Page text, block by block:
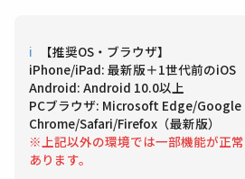
ℹ
【推奨OS・ブラウザ】
iPhone/iPad: 最新版＋1世代前のiOS
Android: Android 10.0以上
PCブラウザ: Microsoft Edge/Google
Chrome/Safari/Firefox（最新版）
※上記以外の環境では一部機能が正
あります。